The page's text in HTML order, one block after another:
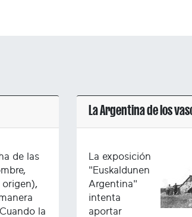
de las
origen),
la
La Argentina de los
La exposición
"Euskaldunen
Argentina"
intenta
aportar